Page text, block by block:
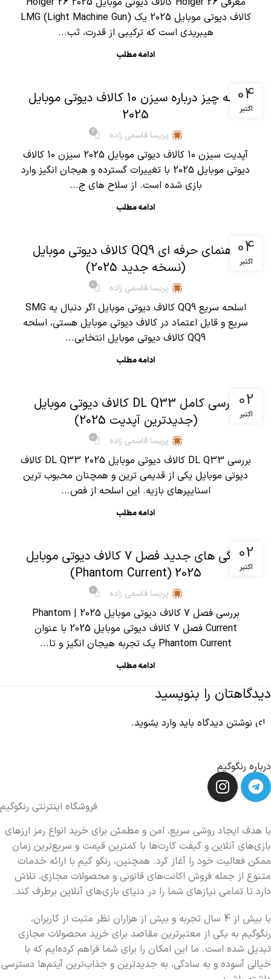
کالاف دیوتی موبایل 2025 یک LMG (Light Machine Gun)
هیبریدی است که ترکیبی از قدرت، ثب...
ادامه مطلب
04
اکتبر
همه چیز درباره سیزن 10 کالاف دیوتی موبایل
2025
پریسا قاسمی زاده 4
آپدیت سیزن 10 کالاف دیوتی موبایل 2025 سیزن 10 کالاف
دیوتی موبایل 2025 با تغییرات گسترده و هیجان انگیز وارد
بازی شده است. از سلاح های ج...
ادامه مطلب
04
اکتبر
راهنمای حرفه ای QQ9 کالاف دیوتی موبایل
(نسخه جدید 2025)
پریسا قاسمی زاده 0
اسلحه سریع QQ9 کالاف دیوتی موبایل اگر دنبال یه SMG
سریع و قابل اعتماد در کالاف دیوتی موبایل هستی، اسلحه
QQ9 کالاف دیوتی موبایل انتخابی...
ادامه مطلب
02
اکتبر
بررسی کامل DL Q33 کالاف دیوتی موبایل
(جدیدترین آپدیت 2025)
پریسا قاسمی زاده 0
بررسی DL Q33 کالاف دیوتی موبایل 2025 DL Q33 کالاف
دیوتی موبایل یکی از قدیمی ترین و همچنان محبوب ترین
اسنایپرهای بازیه. این اسلحه از فص...
ادامه مطلب
02
اکتبر
ویژگی های جدید فصل 7 کالاف دیوتی موبایل
2025 (Phantom Current)
پریسا قاسمی زاده 0
بررسی فصل 7 کالاف دیوتی موبایل 2025 | Phantom
Current فصل 7 کالاف دیوتی موبایل 2025 با عنوان
Phantom Current یک تجربه هیجان انگیز و تا...
ادامه مطلب
دیدگاهتان را بنویسید
برای نوشتن دیدگاه باید وارد بشوید.
درباره رنگوگیم
فروشگاه اینترنتی رنگوگیم
با هدف ایجاد روشی سریع، امن و مطمئن برای خرید انواع رمز ارزهای
بازی‌های آنلاین و گیفت کارت‌ها با کمترین قیمت و سریع‌ترین زمان
ممکن فعالیت خود را آغاز کرد. همچنین، رنگو گیم با ارائه خدمات
متنوع از جمله فروش اکانت‌های قانونی و محصولات مجازی، تلاش
دارد تا تمامی نیازهای شما را در دنیای بازی‌های آنلاین برطرف کند.
با بیش از 4 سال تجربه و بیش از هزاران نظر مثبت از کاربران،
رنگوگیم به یکی از معتبرترین مقاصد برای خرید محصولات مجازی
تبدیل شده است. ما این امکان را برای شما فراهم کرده‌ایم که با
خیالی آسوده و به سادگی، به جدیدترین و جذاب‌ترین آیتم‌ها دسترسی